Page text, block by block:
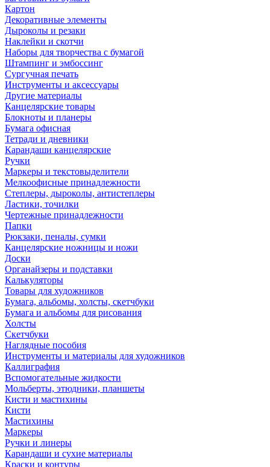
Картон
Декоративные элементы
Дыроколы и резаки
Наклейки и скотчи
Наборы для творчества с бумагой
Штампинг и эмбоссинг
Сургучная печать
Инструменты и аксессуары
Другие материалы
Канцелярские товары
Блокноты и планеры
Бумага офисная
Тетради и дневники
Карандаши канцелярские
Ручки
Маркеры и текстовыделители
Мелкоофисные принадлежности
Степлеры, дыроколы, антистеплеры
Ластики, точилки
Чертежные принадлежности
Папки
Рюкзаки, пеналы, сумки
Канцелярские ножницы и ножи
Доски
Органайзеры и подставки
Калькуляторы
Товары для художников
Бумага, альбомы, холсты, скетчбуки
Бумага и альбомы для рисования
Холсты
Скетчбуки
Наглядные пособия
Инструменты и материалы для художников
Каллиграфия
Вспомогательные жидкости
Мольберты, этюдники, планшеты
Кисти и мастихины
Кисти
Мастихины
Маркеры
Ручки и линеры
Карандаши и сухие материалы
Краски и контуры